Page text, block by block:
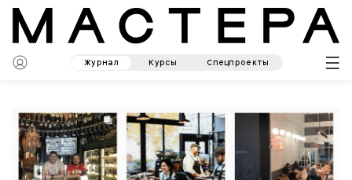
Журнал Курсы Спецпроекты